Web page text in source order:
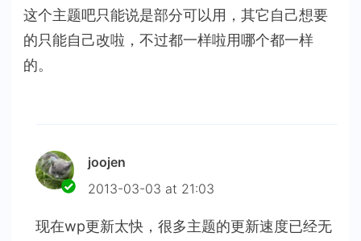
这个主题吧只能说是部分可以用，其它自己想要
的只能自己改啦，不过都一样啦用哪个都一样
的。
joojen
2013-03-03 at 21:03
现在wp更新太快，很多主题的更新速度已经无